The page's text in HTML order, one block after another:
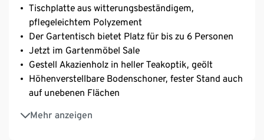
Tischplatte aus witterungsbeständigem,
pflegeleichtem Polyzement
Der Gartentisch bietet Platz für bis zu 6 Personen
Jetzt im Gartenmöbel Sale
Gestell Akazienholz in heller Teakoptik, geölt
Höhenverstellbare Bodenschoner, fester Stand auch
auf unebenen Flächen
Mehr anzeigen
UV- und witterungsbeständig